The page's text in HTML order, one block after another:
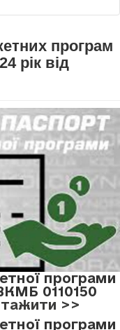
програм
рік від
програми
0110150
>>
програми